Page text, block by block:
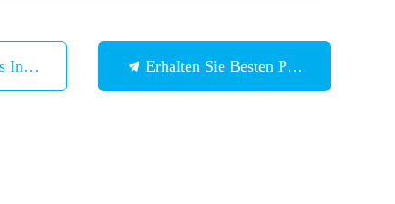
Verbindung Erhalten Sie Besten Preis